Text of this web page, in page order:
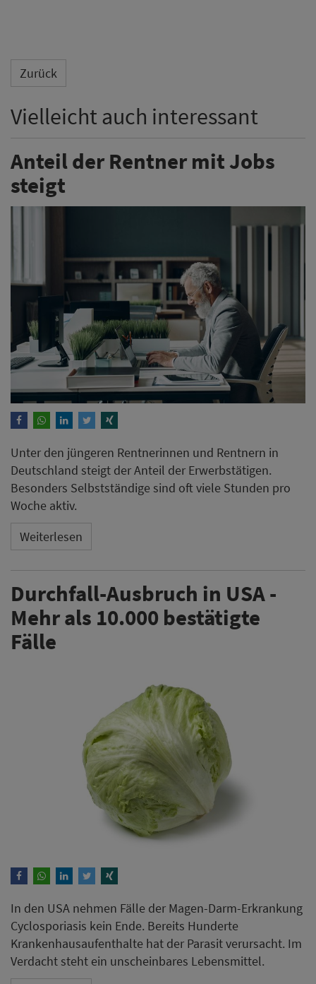
Zurück
Vielleicht auch interessant
Anteil der Rentner mit Jobs
steigt
Unter den jüngeren Rentnerinnen und Rentnern in
Deutschland steigt der Anteil der Erwerbstätigen.
Besonders Selbstständige sind oft viele Stunden pro
Woche aktiv.
Weiterlesen
Durchfall-Ausbruch in USA -
Mehr als 10.000 bestätigte
Fälle
In den USA nehmen Fälle der Magen-Darm-Erkrankung
Cyclosporiasis kein Ende. Bereits Hunderte
Krankenhausaufenthalte hat der Parasit verursacht. Im
Verdacht steht ein unscheinbares Lebensmittel.